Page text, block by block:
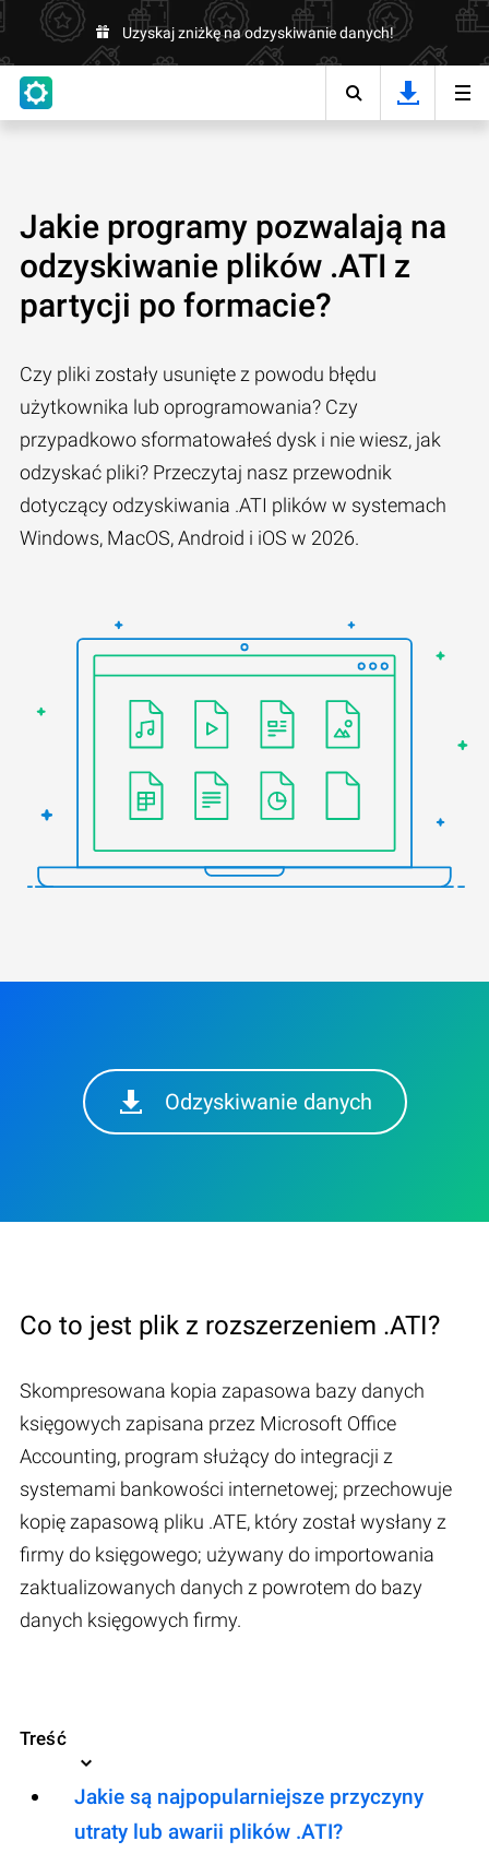
Uzyskaj zniżkę na odzyskiwanie danych!
Jakie programy pozwalają na
odzyskiwanie plików .ATI z
partycji po formacie?
Czy pliki zostały usunięte z powodu błędu
użytkownika lub oprogramowania? Czy
przypadkowo sformatowałeś dysk i nie wiesz, jak
odzyskać pliki? Przeczytaj nasz przewodnik
dotyczący odzyskiwania .ATI plików w systemach
Windows, MacOS, Android i iOS w 2026.
Odzyskiwanie danych
Co to jest plik z rozszerzeniem .ATI?
Skompresowana kopia zapasowa bazy danych
księgowych zapisana przez Microsoft Office
Accounting, program służący do integracji z
systemami bankowości internetowej; przechowuje
kopię zapasową pliku .ATE, który został wysłany z
firmy do księgowego; używany do importowania
zaktualizowanych danych z powrotem do bazy
danych księgowych firmy.
Treść
Jakie są najpopularniejsze przyczyny
utraty lub awarii plików .ATI?